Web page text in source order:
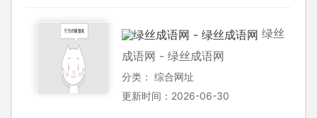
绿丝
成语网 - 绿丝成语网
分类： 综合网址
更新时间：2026-06-30